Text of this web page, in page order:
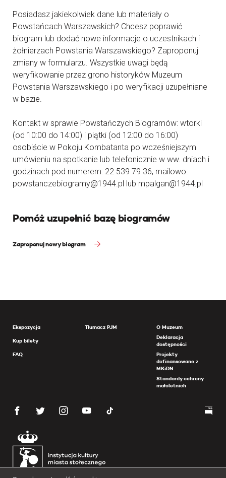
Posiadasz jakiekolwiek dane lub materiały o
Powstańcach Warszawskich? Chcesz poprawić
biogram lub dodać nowe informacje o uczestnikach i
żołnierzach Powstania Warszawskiego? Zaproponuj
zmiany w formularzu. Wszystkie uwagi będą
weryfikowanie przez grono historyków Muzeum
Powstania Warszawskiego i po weryfikacji uzupełniane
w bazie.
Kontakt w sprawie Powstańczych Biogramów: wtorki
(od 10:00 do 14:00) i piątki (od 12:00 do 16:00)
osobiście w Pokoju Kombatanta po wcześniejszym
umówieniu na spotkanie lub telefonicznie w ww. dniach i
godzinach pod numerem: 22 539 79 36, mailowo:
powstanczebiogramy@1944.pl lub mpalgan@1944.pl
Pomóż uzupełnić bazę biogramów
Zaproponuj nowy biogram
Ekspozycja
Kup bilety
FAQ
Tłumacz PJM
O Muzeum
Deklaracja
dostępności
Projekty
dofinansowane z
MKiDN
Standardy ochrony
małoletnich